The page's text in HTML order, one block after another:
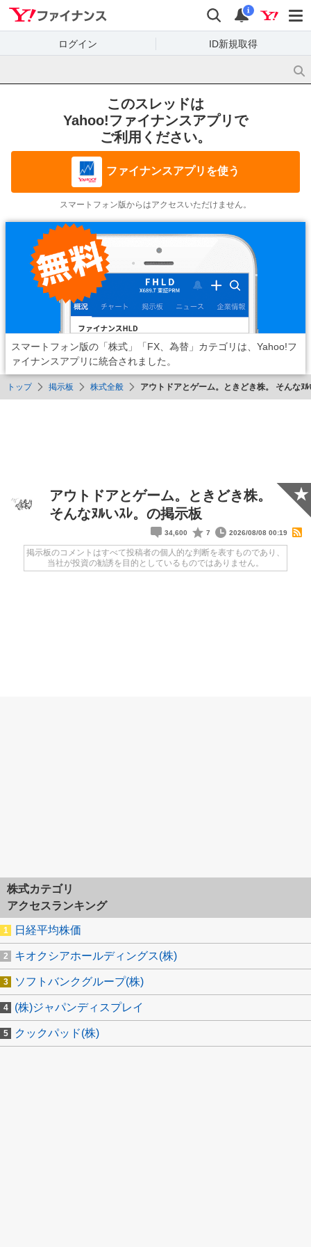
Yahoo!ファイナンス
検索 通知
i
ログイン ID新規取得
トップ 掲示板 株式全般 アウトドアとゲーム。ときどき株。 そんなﾇﾙ
このスレッドは
Yahoo!ファイナンスアプリで
ご利用ください。
ファイナンスアプリを使う
スマートフォン版からはアクセスいただけません。
スマートフォン版の「株式」「FX、為替」カテゴリは、Yahoo!フ
ァイナンスアプリに統合されました。
アウトドアとゲーム。ときどき株。
そんなﾇﾙいｽﾚ。の掲示板
34,600 7 2026/08/08 00:19
★
掲示板のコメントはすべて投稿者の個人的な判断を表すものであり、
当社が投資の勧誘を目的としているものではありません。
株式カテゴリ
アクセスランキング
日経平均株価
キオクシアホールディングス(株)
ソフトバンクグループ(株)
(株)ジャパンディスプレイ
クックパッド(株)